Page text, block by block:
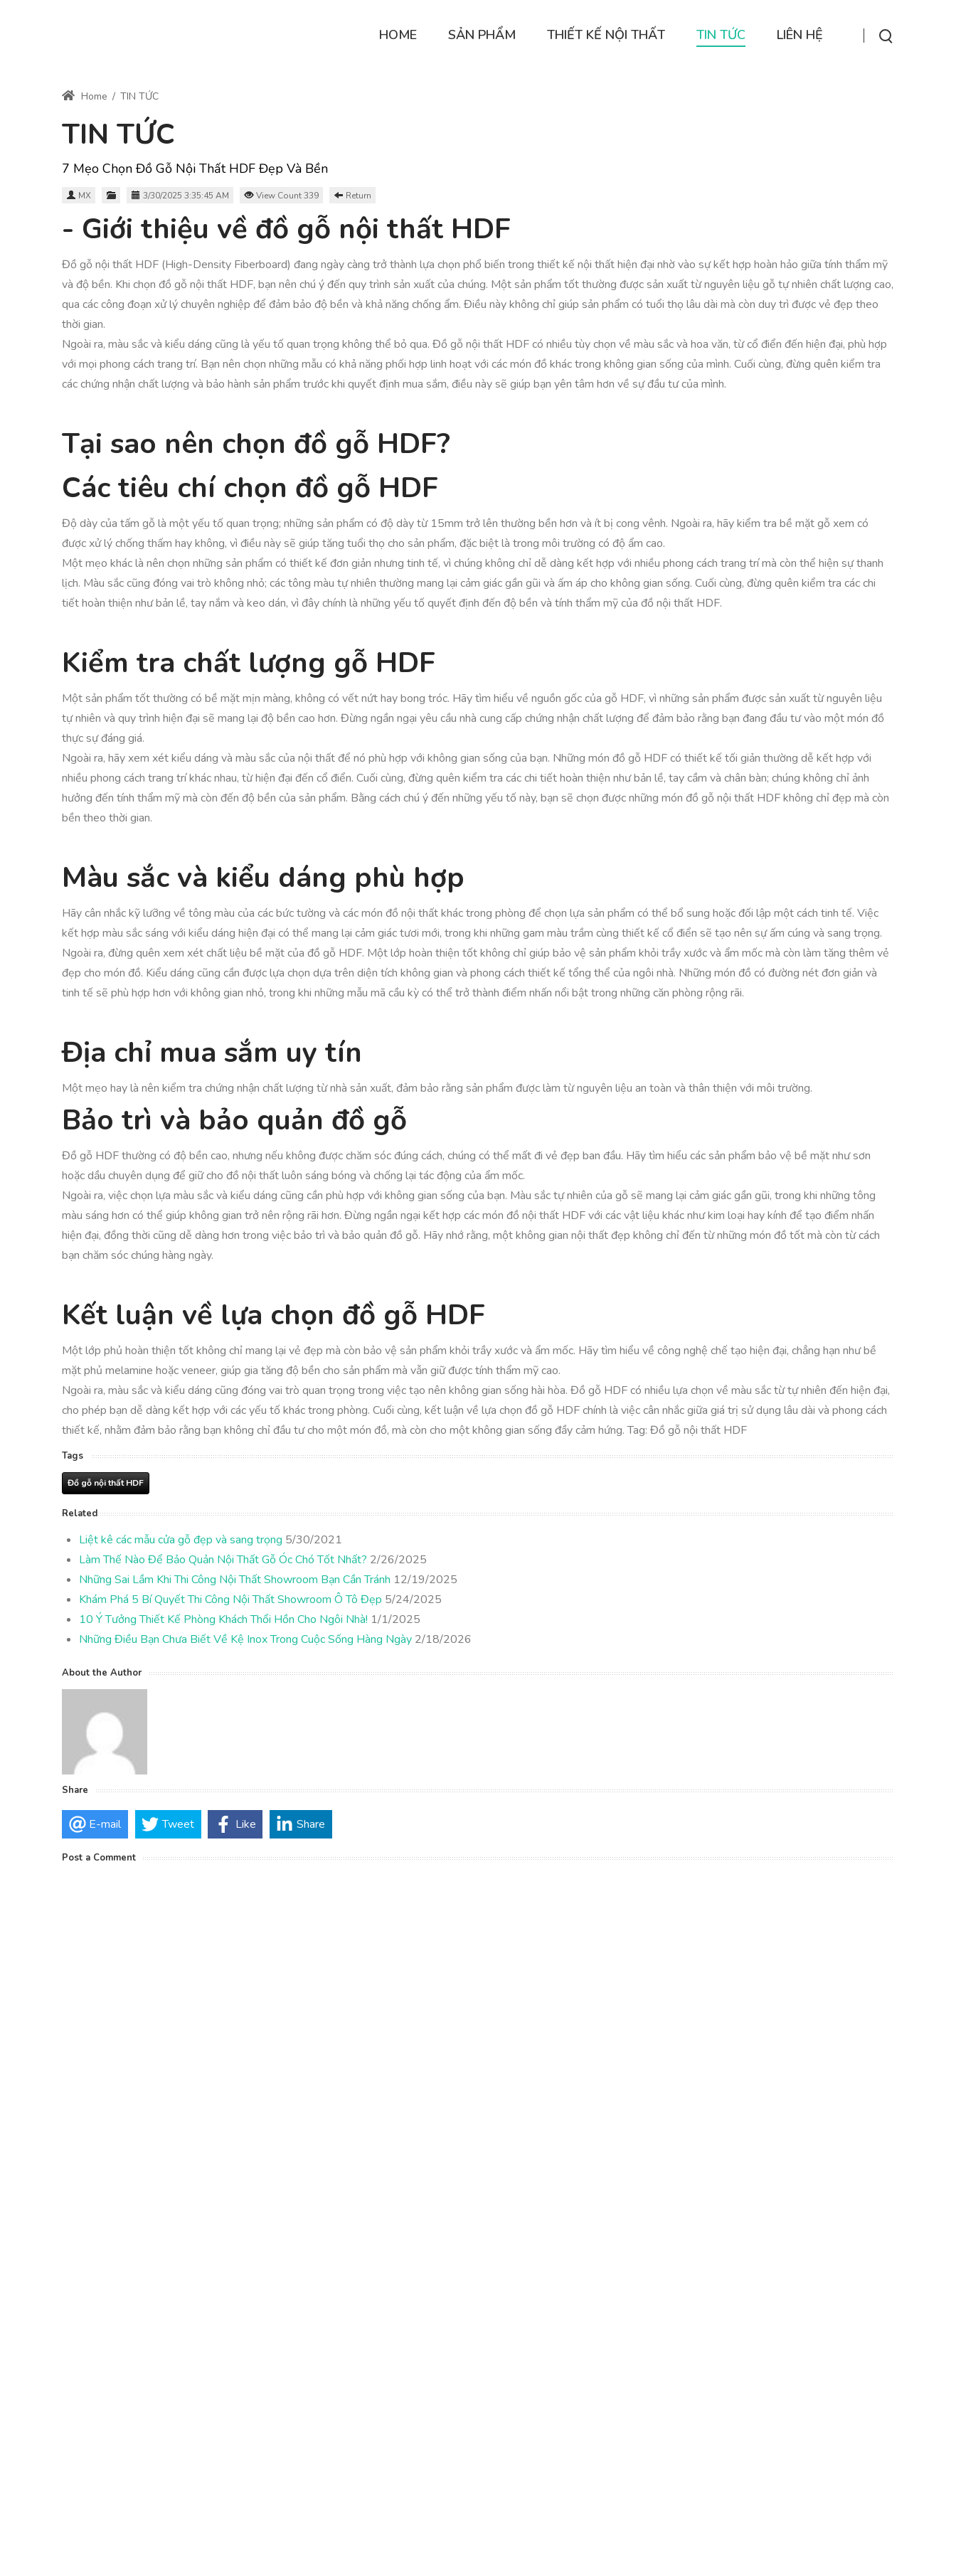
HOME SẢN PHẨM THIẾT KẾ NỘI THẤT TIN TỨC LIÊN HỆ
Home / TIN TỨC
TIN TỨC
7 Mẹo Chọn Đồ Gỗ Nội Thất HDF Đẹp Và Bền
MX 3/30/2025 3:35:45 AM View Count 339 Return
- Giới thiệu về đồ gỗ nội thất HDF
Đồ gỗ nội thất HDF (High-Density Fiberboard) đang ngày càng trở thành lựa chọn phổ biến trong thiết kế nội thất hiện đại nhờ vào sự kết hợp hoàn hảo giữa tính thẩm mỹ
và độ bền. Khi chọn đồ gỗ nội thất HDF, bạn nên chú ý đến quy trình sản xuất của chúng. Một sản phẩm tốt thường được sản xuất từ nguyên liệu gỗ tự nhiên chất lượng cao,
qua các công đoạn xử lý chuyên nghiệp để đảm bảo độ bền và khả năng chống ẩm. Điều này không chỉ giúp sản phẩm có tuổi thọ lâu dài mà còn duy trì được vẻ đẹp theo
thời gian.
Ngoài ra, màu sắc và kiểu dáng cũng là yếu tố quan trọng không thể bỏ qua. Đồ gỗ nội thất HDF có nhiều tùy chọn về màu sắc và hoa văn, từ cổ điển đến hiện đại, phù hợp
với mọi phong cách trang trí. Bạn nên chọn những mẫu có khả năng phối hợp linh hoạt với các món đồ khác trong không gian sống của mình. Cuối cùng, đừng quên kiểm tra
các chứng nhận chất lượng và bảo hành sản phẩm trước khi quyết định mua sắm, điều này sẽ giúp bạn yên tâm hơn về sự đầu tư của mình.
Tại sao nên chọn đồ gỗ HDF?
Các tiêu chí chọn đồ gỗ HDF
Độ dày của tấm gỗ là một yếu tố quan trọng; những sản phẩm có độ dày từ 15mm trở lên thường bền hơn và ít bị cong vênh. Ngoài ra, hãy kiểm tra bề mặt gỗ xem có
được xử lý chống thấm hay không, vì điều này sẽ giúp tăng tuổi thọ cho sản phẩm, đặc biệt là trong môi trường có độ ẩm cao.
Một mẹo khác là nên chọn những sản phẩm có thiết kế đơn giản nhưng tinh tế, vì chúng không chỉ dễ dàng kết hợp với nhiều phong cách trang trí mà còn thể hiện sự thanh
lịch. Màu sắc cũng đóng vai trò không nhỏ; các tông màu tự nhiên thường mang lại cảm giác gần gũi và ấm áp cho không gian sống. Cuối cùng, đừng quên kiểm tra các chi
tiết hoàn thiện như bản lề, tay nắm và keo dán, vì đây chính là những yếu tố quyết định đến độ bền và tính thẩm mỹ của đồ nội thất HDF.
Kiểm tra chất lượng gỗ HDF
Một sản phẩm tốt thường có bề mặt mịn màng, không có vết nứt hay bong tróc. Hãy tìm hiểu về nguồn gốc của gỗ HDF, vì những sản phẩm được sản xuất từ nguyên liệu
tự nhiên và quy trình hiện đại sẽ mang lại độ bền cao hơn. Đừng ngần ngại yêu cầu nhà cung cấp chứng nhận chất lượng để đảm bảo rằng bạn đang đầu tư vào một món đồ
thực sự đáng giá.
Ngoài ra, hãy xem xét kiểu dáng và màu sắc của nội thất để nó phù hợp với không gian sống của bạn. Những món đồ gỗ HDF có thiết kế tối giản thường dễ kết hợp với
nhiều phong cách trang trí khác nhau, từ hiện đại đến cổ điển. Cuối cùng, đừng quên kiểm tra các chi tiết hoàn thiện như bản lề, tay cầm và chân bàn; chúng không chỉ ảnh
hưởng đến tính thẩm mỹ mà còn đến độ bền của sản phẩm. Bằng cách chú ý đến những yếu tố này, bạn sẽ chọn được những món đồ gỗ nội thất HDF không chỉ đẹp mà còn
bền theo thời gian.
Màu sắc và kiểu dáng phù hợp
Hãy cân nhắc kỹ lưỡng về tông màu của các bức tường và các món đồ nội thất khác trong phòng để chọn lựa sản phẩm có thể bổ sung hoặc đối lập một cách tinh tế. Việc
kết hợp màu sắc sáng với kiểu dáng hiện đại có thể mang lại cảm giác tươi mới, trong khi những gam màu trầm cùng thiết kế cổ điển sẽ tạo nên sự ấm cúng và sang trọng.
Ngoài ra, đừng quên xem xét chất liệu bề mặt của đồ gỗ HDF. Một lớp hoàn thiện tốt không chỉ giúp bảo vệ sản phẩm khỏi trầy xước và ẩm mốc mà còn làm tăng thêm vẻ
đẹp cho món đồ. Kiểu dáng cũng cần được lựa chọn dựa trên diện tích không gian và phong cách thiết kế tổng thể của ngôi nhà. Những món đồ có đường nét đơn giản và
tinh tế sẽ phù hợp hơn với không gian nhỏ, trong khi những mẫu mã cầu kỳ có thể trở thành điểm nhấn nổi bật trong những căn phòng rộng rãi.
Địa chỉ mua sắm uy tín
Một mẹo hay là nên kiểm tra chứng nhận chất lượng từ nhà sản xuất, đảm bảo rằng sản phẩm được làm từ nguyên liệu an toàn và thân thiện với môi trường.
Bảo trì và bảo quản đồ gỗ
Đồ gỗ HDF thường có độ bền cao, nhưng nếu không được chăm sóc đúng cách, chúng có thể mất đi vẻ đẹp ban đầu. Hãy tìm hiểu các sản phẩm bảo vệ bề mặt như sơn
hoặc dầu chuyên dụng để giữ cho đồ nội thất luôn sáng bóng và chống lại tác động của ẩm mốc.
Ngoài ra, việc chọn lựa màu sắc và kiểu dáng cũng cần phù hợp với không gian sống của bạn. Màu sắc tự nhiên của gỗ sẽ mang lại cảm giác gần gũi, trong khi những tông
màu sáng hơn có thể giúp không gian trở nên rộng rãi hơn. Đừng ngần ngại kết hợp các món đồ nội thất HDF với các vật liệu khác như kim loại hay kính để tạo điểm nhấn
hiện đại, đồng thời cũng dễ dàng hơn trong việc bảo trì và bảo quản đồ gỗ. Hãy nhớ rằng, một không gian nội thất đẹp không chỉ đến từ những món đồ tốt mà còn từ cách
bạn chăm sóc chúng hàng ngày.
Kết luận về lựa chọn đồ gỗ HDF
Một lớp phủ hoàn thiện tốt không chỉ mang lại vẻ đẹp mà còn bảo vệ sản phẩm khỏi trầy xước và ẩm mốc. Hãy tìm hiểu về công nghệ chế tạo hiện đại, chẳng hạn như bề
mặt phủ melamine hoặc veneer, giúp gia tăng độ bền cho sản phẩm mà vẫn giữ được tính thẩm mỹ cao.
Ngoài ra, màu sắc và kiểu dáng cũng đóng vai trò quan trọng trong việc tạo nên không gian sống hài hòa. Đồ gỗ HDF có nhiều lựa chọn về màu sắc từ tự nhiên đến hiện đại,
cho phép bạn dễ dàng kết hợp với các yếu tố khác trong phòng. Cuối cùng, kết luận về lựa chọn đồ gỗ HDF chính là việc cân nhắc giữa giá trị sử dụng lâu dài và phong cách
thiết kế, nhằm đảm bảo rằng bạn không chỉ đầu tư cho một món đồ, mà còn cho một không gian sống đầy cảm hứng. Tag: Đồ gỗ nội thất HDF
Tags
Đồ gỗ nội thất HDF
Related
Liệt kê các mẫu cửa gỗ đẹp và sang trọng 5/30/2021
Làm Thế Nào Để Bảo Quản Nội Thất Gỗ Óc Chó Tốt Nhất? 2/26/2025
Những Sai Lầm Khi Thi Công Nội Thất Showroom Bạn Cần Tránh 12/19/2025
Khám Phá 5 Bí Quyết Thi Công Nội Thất Showroom Ô Tô Đẹp 5/24/2025
10 Ý Tưởng Thiết Kế Phòng Khách Thổi Hồn Cho Ngôi Nhà! 1/1/2025
Những Điều Bạn Chưa Biết Về Kệ Inox Trong Cuộc Sống Hàng Ngày 2/18/2026
About the Author
Share
E-mail Tweet Like Share
Post a Comment